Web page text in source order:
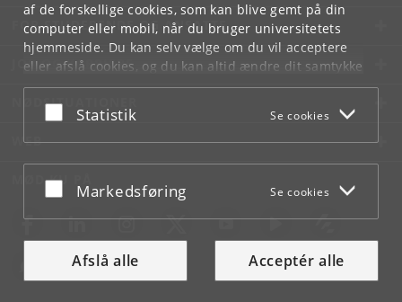
af de forskellige cookies, som kan blive gemt på din
computer eller mobil, når du bruger universitetets
hjemmeside. Du kan selv vælge om du vil acceptere
eller afslå cookies, og du kan altid ændre dit samtykke
underCookie- og privatlivspolitiksom du finder i
bunden af hver side.
Acceptér eller afslå
Statistik Se cookies
Acceptér eller afslå
Markedsføring Se cookies
Afslå alle Acceptér alle
FOR STUDERENDE OG ANSATTE
JOB OG KARRIERE
NØDSITUATIONER
WEB
MØD KU PÅ